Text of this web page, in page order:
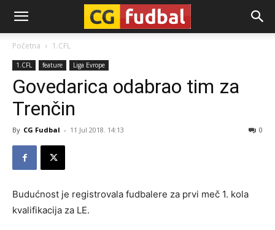
CG-
Fudbal
Početna 1.CFL
1.CFL feature Liga Evrope
Govedarica odabrao tim za
Trenčin
By CG Fudbal - 11 Jul 2018. 14:13 0
Budućnost je registrovala fudbalere za prvi meč 1. kola
kvalifikacija za LE.